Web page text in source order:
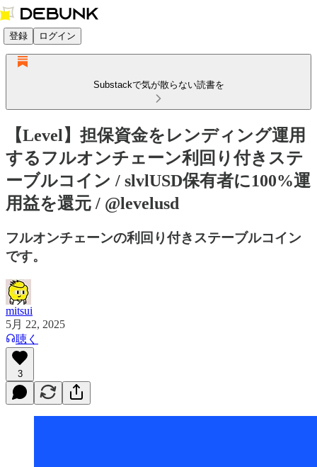
登録 ログイン
Substackで気が散らない読書を
【Level】担保資金をレンディング運用
するフルオンチェーン利回り付きステ
ーブルコイン / slvlUSD保有者に100%運
用益を還元 / @levelusd
フルオンチェーンの利回り付きステーブルコイン
です。
mitsui
5月 22, 2025
聴く
3